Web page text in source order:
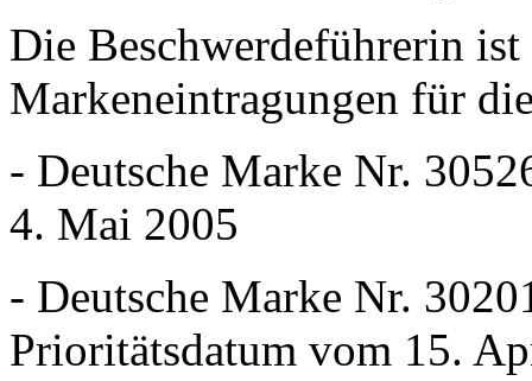
Die Beschwerdeführerin
Markeneintragungen für
- Deutsche Marke Nr.
4. Mai 2005
- Deutsche Marke Nr.
Prioritätsdatum vom 15.